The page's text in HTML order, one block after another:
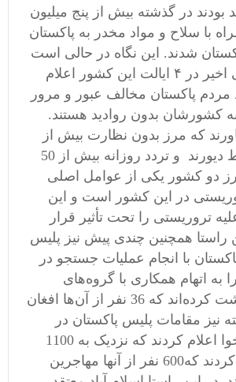
بودند در گذشته بیش از پنج میلیون
با سلاح و مواد مخدر به پاکستان
شدند. این نگاه در حالی است
که در نظرسنجی اخیر در ۴ ایالت این کشور اعلام
درصد مردم پاکستان مخالف عبور و مرور
کشورشان بدون روادید هستند.
که مرز بدون نظارت بیش از
2500 کیلومتر خط دیورند و تردد روزانه بیش از 50
دو کشور یکی از عوامل اصلی
در این کشور است و این
تروریستی را تحت تأثیر قرار
همچنین چندی پیش نیز پلیس
با انجام عملیات جستجو در
120 نفر را به اتهام همکاری با گروه‌های
تروریستی بازداشت کرده‌اند که 36 نفر از آن‌ها افغان
نیز مقامات پلیس پاکستان در
ایالت خیبرپختونخوا اعلام کردند که نزدیک به 1100
نفر را بازداشت کردند که600 نفر از آنها مهاجرین